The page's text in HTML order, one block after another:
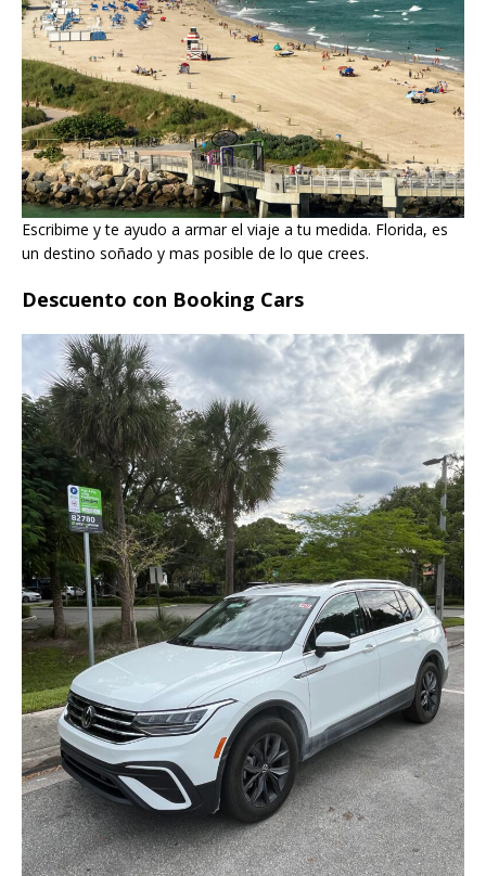
Escribime y te ayudo a armar el viaje a tu medida. Florida, es
un destino soñado y mas posible de lo que crees.
Descuento con Booking Cars